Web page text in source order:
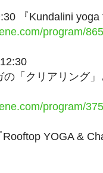
『Kundalini
program/
の「クリアリング
program/
YOGA &